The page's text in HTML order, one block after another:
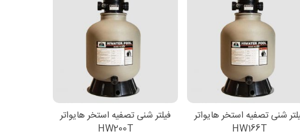
اطلاعات بیشتر
شنی تصفیه استخر هایواتر
HW166T
اطلاعات بیشتر
فیلتر شنی تصفیه استخر هایواتر
HW200T